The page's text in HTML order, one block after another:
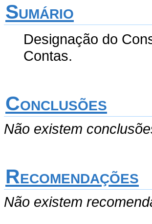
Sumário
Designação do
Contas.
Conclusões
Não existem
Recomendações
Não existem